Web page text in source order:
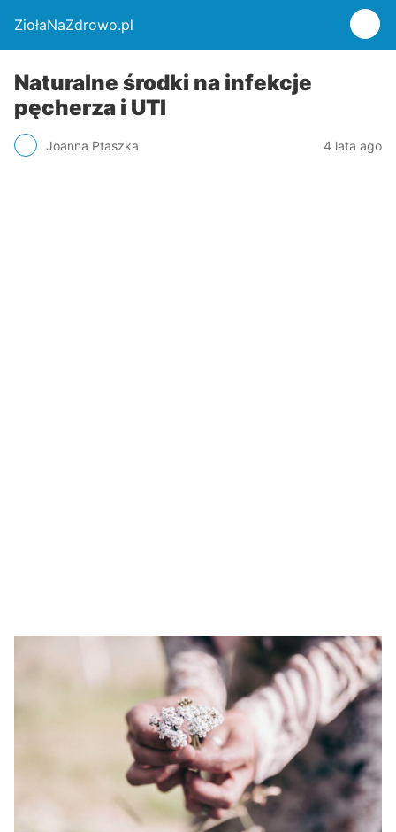
ZiołaNaZdrowo.pl
Naturalne środki na infekcje
pęcherza i UTI
Joanna Ptaszka 4 lata ago